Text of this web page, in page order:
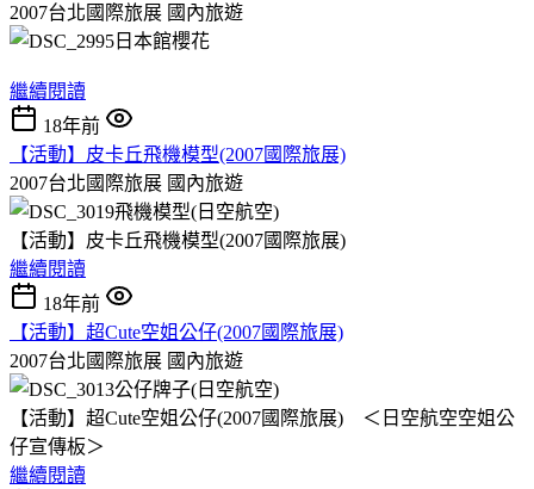
2007台北國際旅展 國內旅遊
繼續閱讀
18年前
【活動】皮卡丘飛機模型(2007國際旅展)
2007台北國際旅展 國內旅遊
【活動】皮卡丘飛機模型(2007國際旅展)
繼續閱讀
18年前
【活動】超Cute空姐公仔(2007國際旅展)
2007台北國際旅展 國內旅遊
【活動】超Cute空姐公仔(2007國際旅展) ＜日空航空空姐公
仔宣傳板＞
繼續閱讀